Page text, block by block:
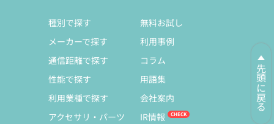
先頭に戻る
種別で探す
メーカーで探す
通信距離で探す
性能で探す
利用業種で探す
アクセサリ・パーツ
無料お試し
利用事例
コラム
用語集
会社案内
IR情報